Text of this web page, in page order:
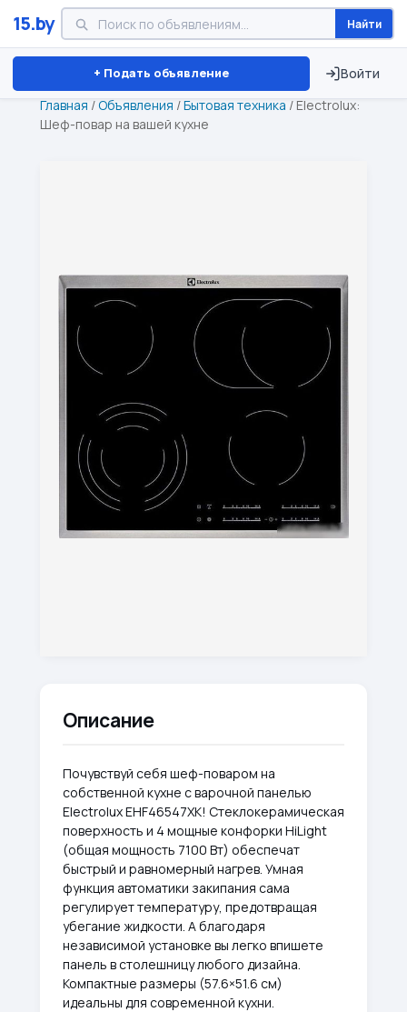
15.by Найти
+ Подать объявление Войти
Минск Витебск Брест ⏱ ТОЛЬКО 15 ДНЕЙ
Главная /Объявления /Бытовая техника / Electrolux:
Шеф-повар на вашей кухне
Описание
Почувствуй себя шеф-поваром на
собственной кухне с варочной панелью
Electrolux EHF46547XK! Стеклокерамическая
поверхность и 4 мощные конфорки HiLight
(общая мощность 7100 Вт) обеспечат
быстрый и равномерный нагрев. Умная
функция автоматики закипания сама
регулирует температуру, предотвращая
убегание жидкости. А благодаря
независимой установке вы легко впишете
панель в столешницу любого дизайна.
Компактные размеры (57.6×51.6 см)
идеальны для современной кухни.